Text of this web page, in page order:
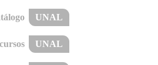
UNAL
UNAL